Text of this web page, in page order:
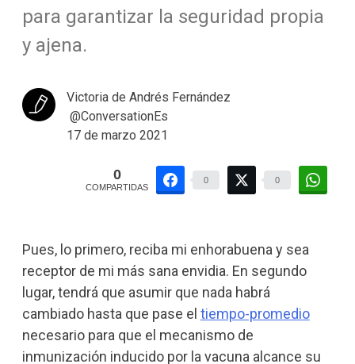
para garantizar la seguridad propia
y ajena.
Victoria de Andrés Fernández
@ConversationEs
17 de marzo 2021
0
COMPARTIDAS
0 0
Pues, lo primero, reciba mi enhorabuena y sea
receptor de mi más sana envidia. En segundo
lugar, tendrá que asumir que nada habrá
cambiado hasta que pase el tiempo-promedio
necesario para que el mecanismo de
inmunización inducido por la vacuna alcance su